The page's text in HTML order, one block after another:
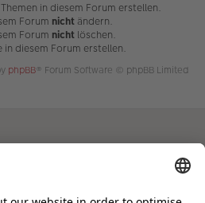
in diesem Forum erstellen.
Forum nicht ändern.
Forum nicht löschen.
in diesem Forum erstellen.
phpBB® Forum Software © phpBB Limited